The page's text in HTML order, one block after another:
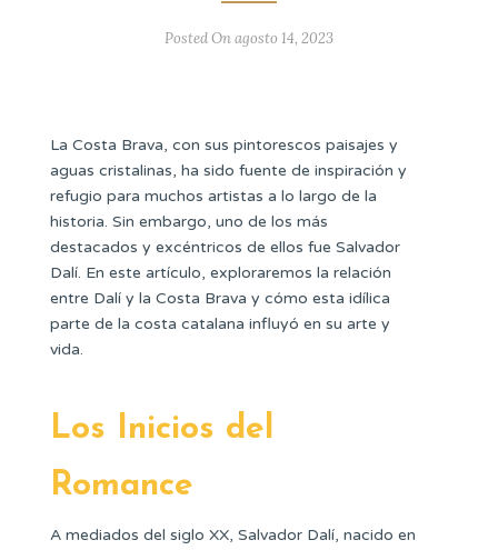
Posted On agosto 14, 2023
La Costa Brava, con sus pintorescos paisajes y
aguas cristalinas, ha sido fuente de inspiración y
refugio para muchos artistas a lo largo de la
historia. Sin embargo, uno de los más
destacados y excéntricos de ellos fue Salvador
Dalí. En este artículo, exploraremos la relación
entre Dalí y la Costa Brava y cómo esta idílica
parte de la costa catalana influyó en su arte y
vida.
Los Inicios del
Romance
A mediados del siglo XX, Salvador Dalí, nacido en